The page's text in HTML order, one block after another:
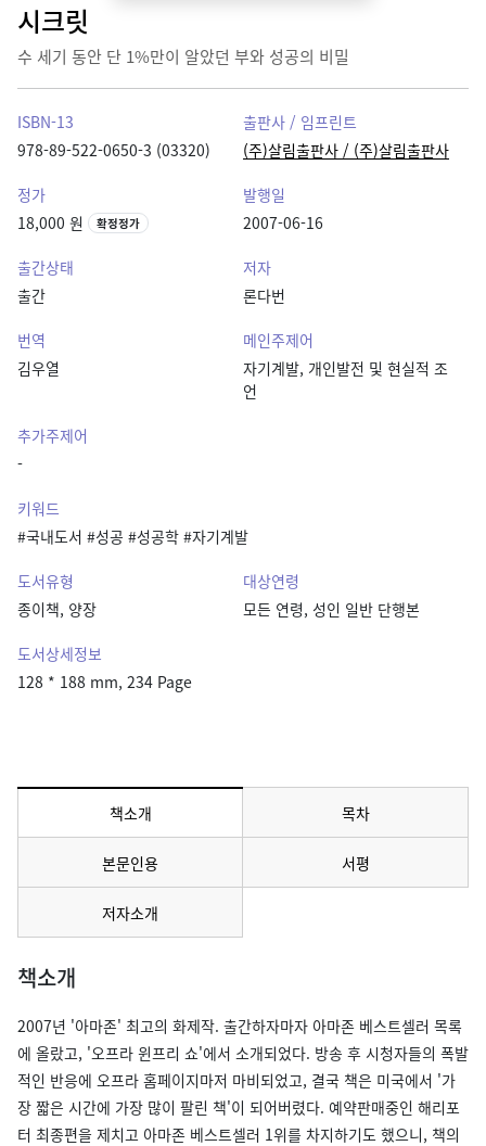
시크릿
수 세기 동안 단 1%만이 알았던 부와 성공의 비밀
ISBN-13
978-89-522-0650-3 (03320)
출판사 / 임프린트
(주)살림출판사 / (주)살림출판사
정가
18,000 원
확정정가
발행일
2007-06-16
출간상태
출간
저자
론다번
번역
김우열
메인주제어
자기계발, 개인발전 및 현실적 조
언
추가주제어
-
키워드
#국내도서 #성공 #성공학 #자기계발
도서유형
종이책, 양장
대상연령
모든 연령, 성인 일반 단행본
도서상세정보
128 * 188 mm, 234 Page
책소개메뉴 선택됨 목차
본문인용 서평
저자소개
책소개
2007년 '아마존' 최고의 화제작. 출간하자마자 아마존 베스트셀러 목록
에 올랐고, '오프라 윈프리 쇼'에서 소개되었다. 방송 후 시청자들의 폭발
적인 반응에 오프라 홈페이지마저 마비되었고, 결국 책은 미국에서 '가
장 짧은 시간에 가장 많이 팔린 책'이 되어버렸다. 예약판매중인 해리포
터 최종편을 제치고 아마존 베스트셀러 1위를 차지하기도 했으니, 책의